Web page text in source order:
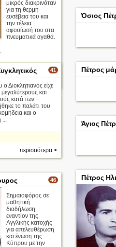
μικρός διακρινόταν
για τη θερμή
ευσέβεια του και
την τέλεια
αφοσίωσή του στα
πνευματικά αγαθά.
περισσότερα >
Όσιος
Πέτρος
41
Διοκλητιανός είχε
και
κατά των
το παλάτι του
και ο
...
περισσότερα >
Άγιος
Πέτρος
46
Σημαιοφόρος σε
μαθητική
διαδήλωση
εναντίον της
Αγγλικής κατοχής
για απελευθέρωση
και ένωση της
Κύπρου με την